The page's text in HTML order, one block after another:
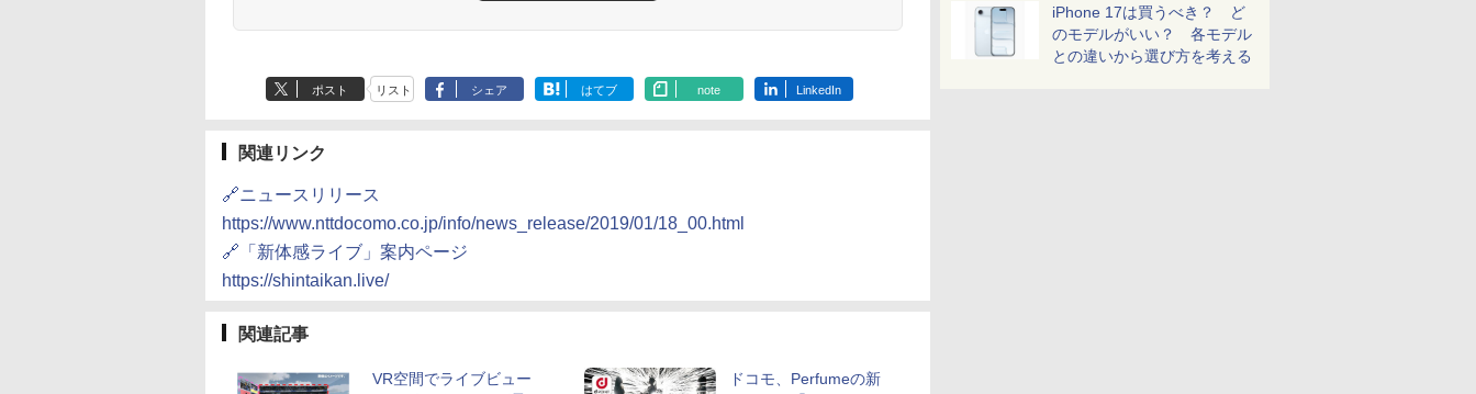
iPhone 17は買うべき？ ど
のモデルがいい？ 各モデル
との違いから選び方を考える
ポスト リスト シェア はてブ note LinkedIn
関連リンク
🔗ニュースリリース
https://www.nttdocomo.co.jp/info/news_release/2019/01/18_00.html
🔗「新体感ライブ」案内ページ
https://shintaikan.live/
関連記事
VR空間でライブビュー
ドコモ、Perfumeの新